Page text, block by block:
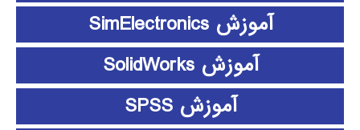
آموزش SimElectronics
آموزش SolidWorks
آموزش SPSS